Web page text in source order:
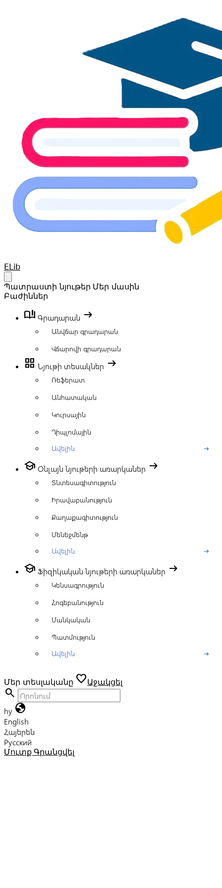
Your Company
ELib
Պատրաստի նյութեր Մեր մասին
Բաժիններ
book_ribbon Գրադարան arrow_right_alt
Անվճար գրադարան
Վճարովի գրադարան
grid_view Նյութի տեսակներ arrow_right_alt
Ռեֆերատ
Անհատական
Կուրսային
Դիպլոմային
Ավելին
arrow_right_alt
school Օնլայն նյութերի առարկաներ arrow_right_alt
Տնտեսագիտություն
Իրավաբանություն
Քաղաքագիտություն
Մենեջմենթ
Ավելին
arrow_right_alt
school Ֆիզիկական նյութերի առարկաներ arrow_right_alt
Կենսագրություն
Հոգեբանություն
Մանկական
Պատմություն
Ավելին
arrow_right_alt
Մեր տեսլականը favoriteԱջակցել
search
hy globe
English
Հայերեն
Русский
Մուտք Գրանցվել